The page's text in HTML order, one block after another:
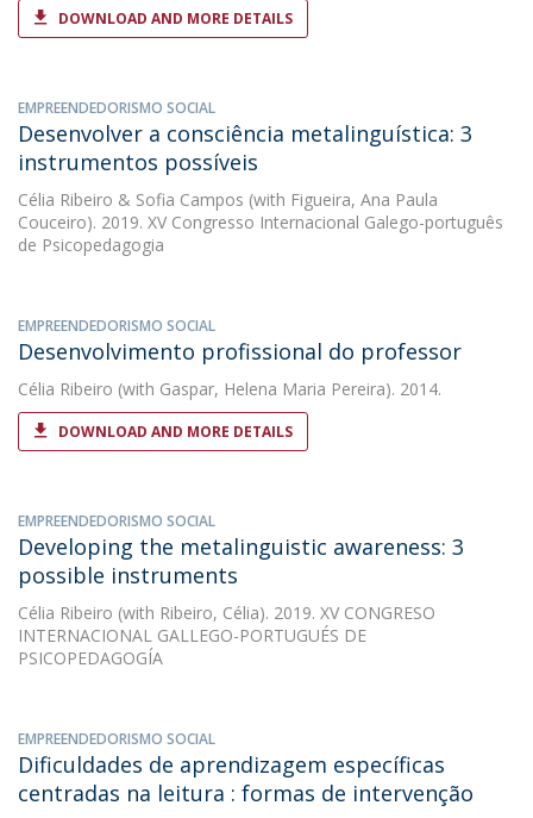
DOWNLOAD AND MORE DETAILS
EMPREENDEDORISMO SOCIAL
Desenvolver a consciência metalinguística: 3
instrumentos possíveis
Célia Ribeiro & Sofia Campos (with Figueira, Ana Paula
Couceiro). 2019. XV Congresso Internacional Galego-português
de Psicopedagogia
EMPREENDEDORISMO SOCIAL
Desenvolvimento profissional do professor
Célia Ribeiro (with Gaspar, Helena Maria Pereira). 2014.
DOWNLOAD AND MORE DETAILS
EMPREENDEDORISMO SOCIAL
Developing the metalinguistic awareness: 3
possible instruments
Célia Ribeiro (with Ribeiro, Célia). 2019. XV CONGRESO
INTERNACIONAL GALLEGO-PORTUGUÉS DE
PSICOPEDAGOGÍA
EMPREENDEDORISMO SOCIAL
Dificuldades de aprendizagem específicas
centradas na leitura : formas de intervenção